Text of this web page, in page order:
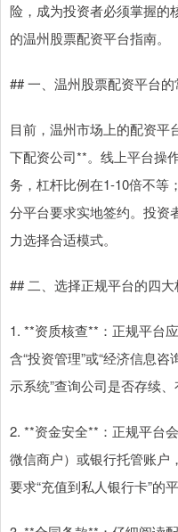
险，成为投资者必须掌握的
的温州股票配资平台指南。
## 一、温州股票配资平台
目前，温州市场上的配资
下配资公司**。线上平台操
务，杠杆比例在1-10倍不等
分平台要求实地签约。投资
力选择合适模式。
## 二、选择正规平台的四
1. **资质核查**：正规平台
含“投资管理”或“经济信息
示系统”查询公司是否存续、
2. **资金安全**：正规平台
微信商户）或银行托管账户
要求“充值到私人银行卡”的平